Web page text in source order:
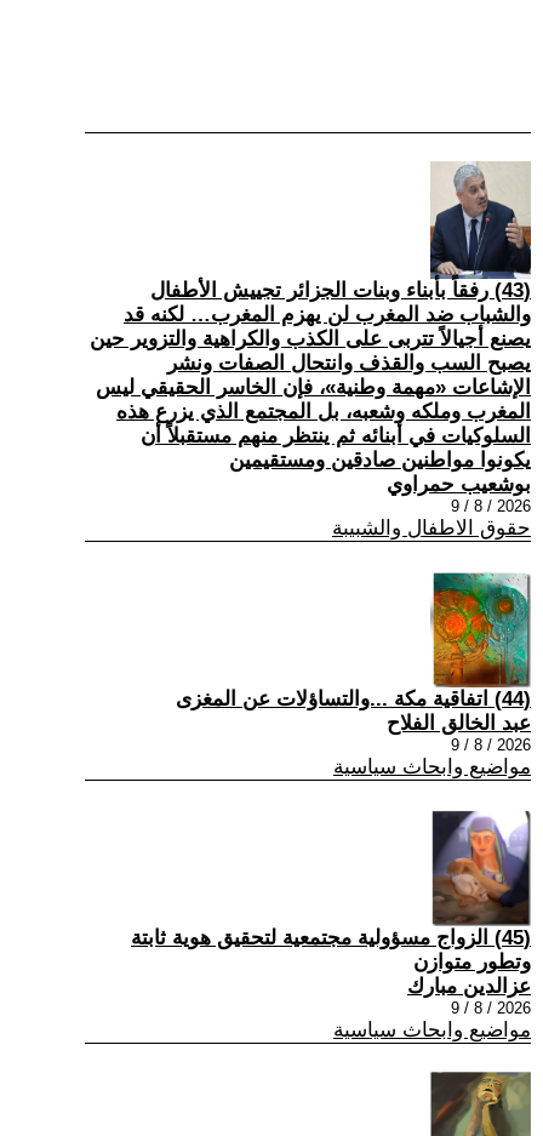
(43) رفقاً بأبناء وبنات الجزائر تجييش الأطفال
والشباب ضد المغرب لن يهزم المغرب… لكنه قد
يصنع أجيالاً تتربى على الكذب والكراهية والتزوير حين
يصبح السب والقذف وانتحال الصفات ونشر
الإشاعات «مهمة وطنية»، فإن الخاسر الحقيقي ليس
المغرب وملكه وشعبه، بل المجتمع الذي يزرع هذه
السلوكيات في أبنائه ثم ينتظر منهم مستقبلاً أن
يكونوا مواطنين صادقين ومستقيمين
بوشعيب حمراوي
2026 / 8 / 9
حقوق الاطفال والشبيبة
(44) اتفاقية مكة ...والتساؤلات عن المغزى
عبد الخالق الفلاح
2026 / 8 / 9
مواضيع وابحاث سياسية
(45) الزواج مسؤولية مجتمعية لتحقيق هوية ثابتة
وتطور متوازن
عزالدين مبارك
2026 / 8 / 9
مواضيع وابحاث سياسية